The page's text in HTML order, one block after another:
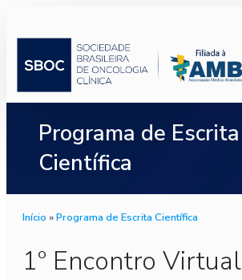
Programa de Escrita
Científica
Início »Programa de Escrita Científica
1º Encontro Virtual